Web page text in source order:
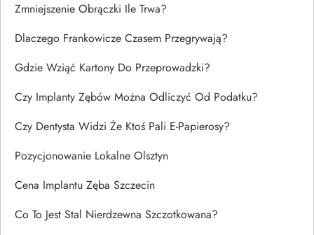
Zmniejszenie Obrączki Ile Trwa?
Dlaczego Frankowicze Czasem Przegrywają?
Gdzie Wziąć Kartony Do Przeprowadzki?
Czy Implanty Zębów Można Odliczyć Od Podatku?
Czy Dentysta Widzi Że Ktoś Pali E-Papierosy?
Pozycjonowanie Lokalne Olsztyn
Cena Implantu Zęba Szczecin
Co To Jest Stal Nierdzewna Szczotkowana?